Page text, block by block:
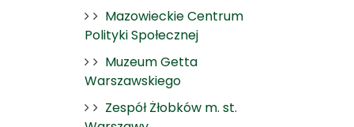
Mazowieckie Centrum
Polityki Społecznej
Muzeum Getta
Warszawskiego
Zespół Żłobków m. st.